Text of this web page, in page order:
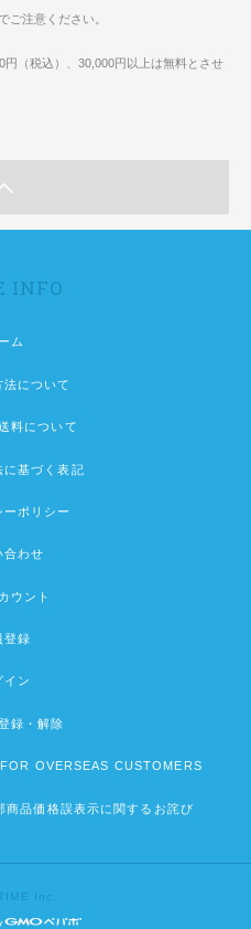
ご注意ください。
（税込）、30,000円以上は無料とさせ
INFO
ム
法について
料について
に基づく表記
ーポリシー
合わせ
ウント
登録
イン
録・解除
OVERSEAS CUSTOMERS
商品価格誤表示に関するお詫び
Inc.